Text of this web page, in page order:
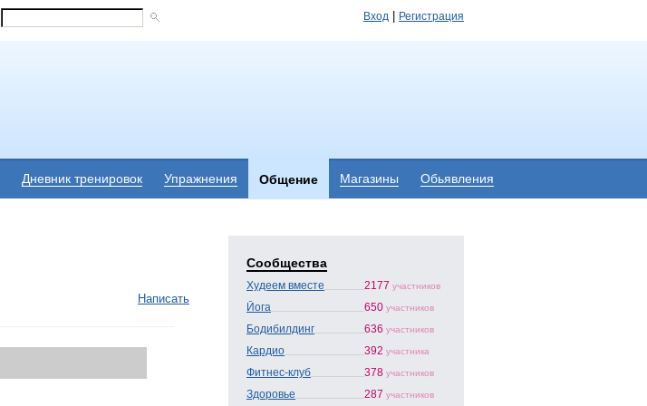
Вход Регистрация
Дневник тренировок Упражнения Общение Магазины Обьявления
Написать
Сообщества
Худеем вместе 2177 участников
Йога 650 участников
Бодибилдинг 636 участников
Кардио 392 участника
Фитнес-клуб 378 участников
Здоровье 287 участников